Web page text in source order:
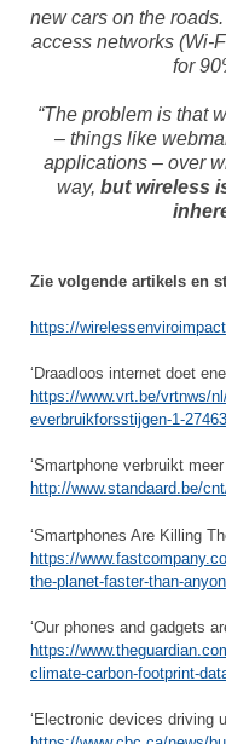
new cars on the
access networks (Wi-
for
“The problem is that
– things like
applications – over
way, but wireless
Zie volgende artikels en
https://
‘Draadloos internet doet
https://www.vrt.be/vrtnws/
everbruikforsstijgen-1-
‘Smartphone verbruikt
http://www.standaard.be/
‘Smartphones Are Killing
https://
the-planet-faster-than-
‘Our phones and gadgets
https://
climate-carbon-footprint-
‘Electronic devices driving